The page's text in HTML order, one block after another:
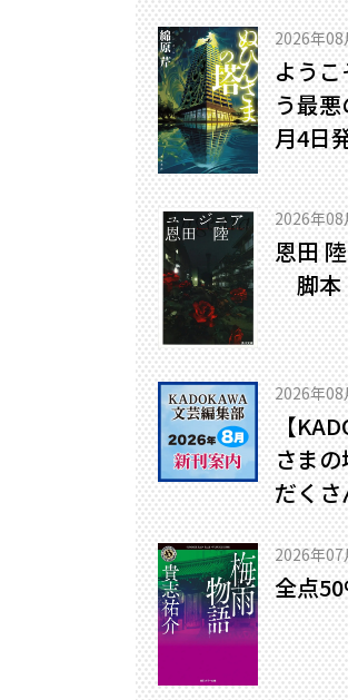
2026年08
ようこ
う最
月4日
2026年08
恩田
脚本
2026年08
【
さま
だくさ
2026年07
全点